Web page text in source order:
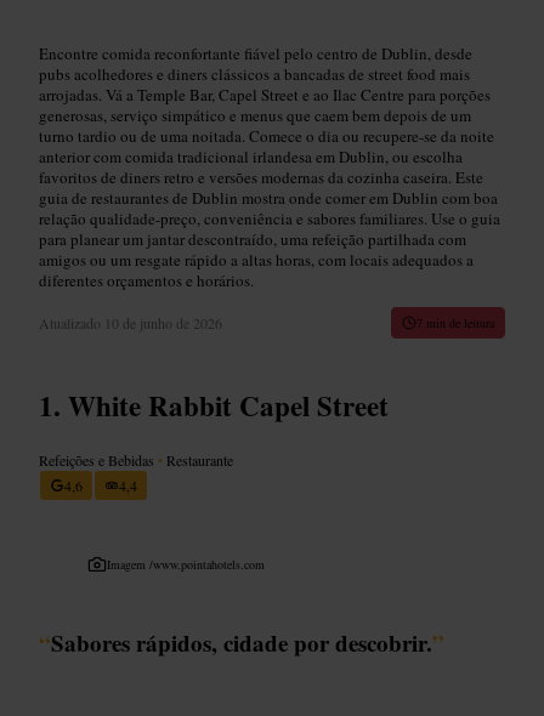
Encontre comida reconfortante fiável pelo centro de Dublin, desde
pubs acolhedores e diners clássicos a bancadas de street food mais
arrojadas. Vá a Temple Bar, Capel Street e ao Ilac Centre para porções
generosas, serviço simpático e menus que caem bem depois de um
turno tardio ou de uma noitada. Comece o dia ou recupere-se da noite
anterior com comida tradicional irlandesa em Dublin, ou escolha
favoritos de diners retro e versões modernas da cozinha caseira. Este
guia de restaurantes de Dublin mostra onde comer em Dublin com boa
relação qualidade-preço, conveniência e sabores familiares. Use o guia
para planear um jantar descontraído, uma refeição partilhada com
amigos ou um resgate rápido a altas horas, com locais adequados a
diferentes orçamentos e horários.
Atualizado 10 de junho de 2026 7 min de leitura
White Rabbit Capel Street
Refeições e Bebidas • Restaurante
4,6
4,4
Imagem /www.pointahotels.com
“Sabores rápidos, cidade por descobrir.”